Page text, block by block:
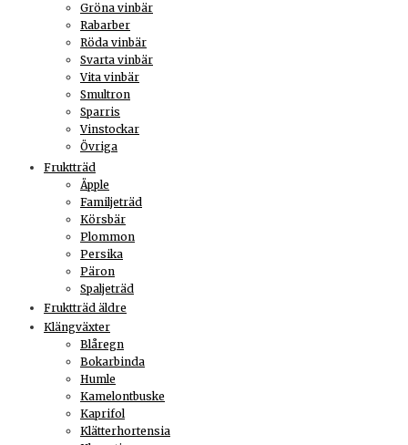
Gröna vinbär
Rabarber
Röda vinbär
Svarta vinbär
Vita vinbär
Smultron
Sparris
Vinstockar
Övriga
Fruktträd
Äpple
Familjeträd
Körsbär
Plommon
Persika
Päron
Spaljeträd
Fruktträd äldre
Klängväxter
Blåregn
Bokarbinda
Humle
Kamelontbuske
Kaprifol
Klätterhortensia